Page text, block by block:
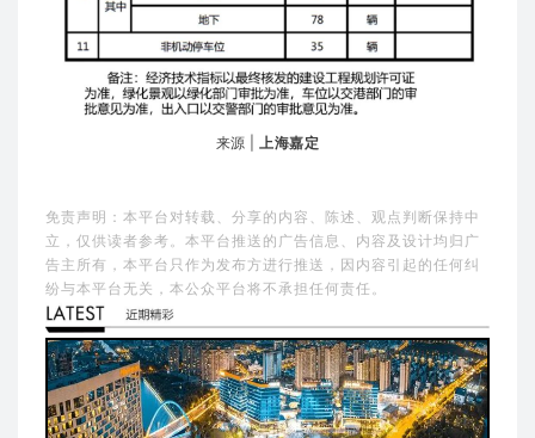
来源 | 上海嘉定
免责声明：本平台对转载、分享的内容、陈述、观点判断保持中
立，仅供读者参考。本平台推送的广告信息、内容及设计均归广
告主所有，本平台只作为发布方进行推送，因内容引起的任何纠
纷与本平台无关，本公众平台将不承担任何责任。